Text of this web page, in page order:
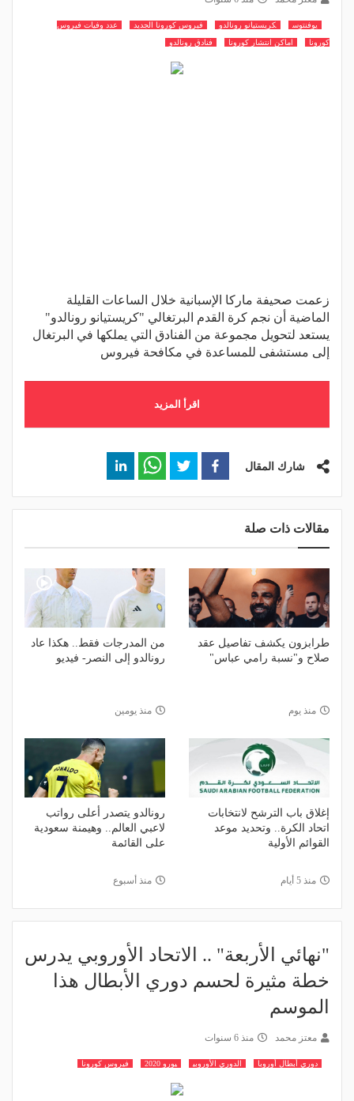
يوفنتوس كريستيانو رونالدو فيروس كورونا الجديد
عدد وفيات فيروس
كورونا
اماكن انتشار كورونا فنادق رونالدو
زعمت صحيفة ماركا الإسبانية خلال الساعات القليلة
الماضية أن نجم كرة القدم البرتغالي "كريستيانو رونالدو"
يستعد لتحويل مجموعة من الفنادق التي يملكها في البرتغال
إلى مستشفى للمساعدة في مكافحة فيروس
اقرأ المزيد
شارك المقال
مقالات ذات صلة
طرابزون يكشف تفاصيل عقد
صلاح و"نسبة رامي عباس"
منذ يوم
من المدرجات فقط.. هكذا عاد
رونالدو إلى النصر- فيديو
منذ يومين
إغلاق باب الترشح لانتخابات
اتحاد الكرة.. وتحديد موعد
القوائم الأولية
منذ 5 أيام
رونالدو يتصدر أعلى رواتب
لاعبي العالم.. وهيمنة سعودية
على القائمة
منذ أسبوع
"نهائي الأربعة" .. الاتحاد الأوروبي يدرس
خطة مثيرة لحسم دوري الأبطال هذا
الموسم
معتز محمد منذ 6 سنوات
دوري أبطال أوروبا الدوري الأوروبي يورو 2020 فيروس كورونا